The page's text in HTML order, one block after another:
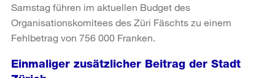
Samstag führen im aktuellen Budget des
Organisationskomitees des Züri Fäschts zu einem
Fehlbetrag von 756 000 Franken.
Einmaliger zusätzlicher Beitrag der Stadt